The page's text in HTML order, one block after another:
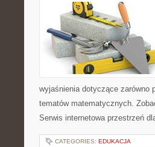
wyjaśnienia dotyczące zarówno
tematów matematycznych.
Serwis internetowa przestrzeń
CATEGORIES: EDUKACJA